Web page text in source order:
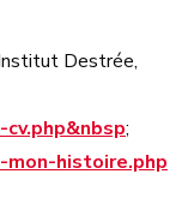
Destrée,
;
histoire.php